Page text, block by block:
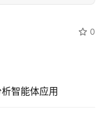
0
智能体应用